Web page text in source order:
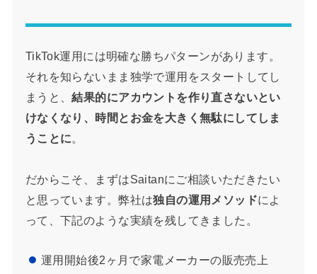
TikTok運用には明確な勝ちパターンがあります。
それを知らないまま独学で運用をスタートしてし
まうと、結果的にアカウントを作り直さないとい
けなくなり、時間とお金を大きく無駄にしてしま
うことに。
だからこそ、まずはSaitanにご相談いただきたい
と思っています。弊社は独自の運用メソッドによ
って、下記のような実績を残してきました。
運用開始後2ヶ月で家電メーカーの販売売上